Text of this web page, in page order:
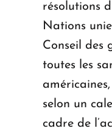
résolutions
Nations
Conseil des
toutes les
selon un
cadre de